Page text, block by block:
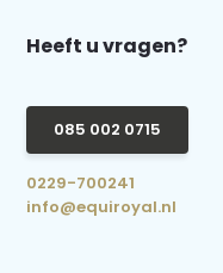
Heeft u vragen?
085 002 0715
0229-700241
info@equiroyal.nl